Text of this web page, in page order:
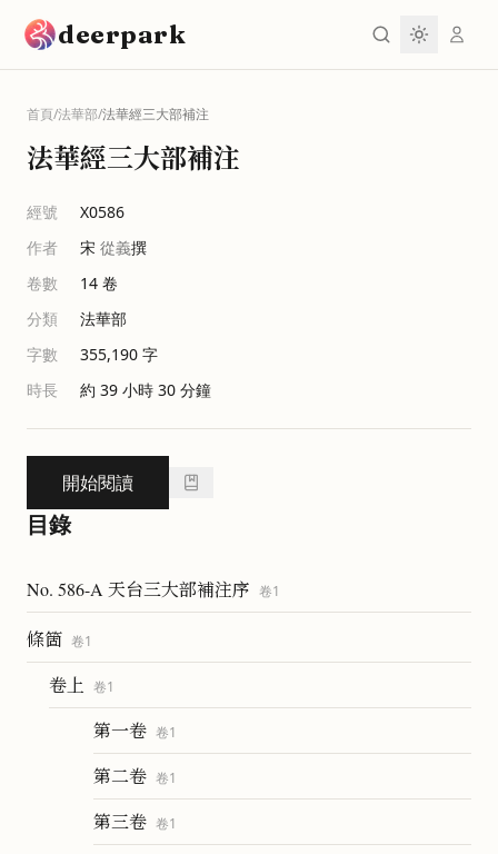
deerpark
首頁/法華部/法華經三大部補注
法華經三大部補注
經號
X0586
作者
宋 從義撰
卷數
14 卷
分類
法華部
字數
355,190 字
時長
約 39 小時 30 分鐘
開始閱讀
目錄
No. 586-A 天台三大部補注序 卷1
條箇 卷1
卷上 卷1
第一卷 卷1
第二卷 卷1
第三卷 卷1